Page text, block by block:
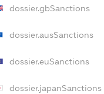
dossier.gbSanctions
dossier.ausSanctions
dossier.euSanctions
dossier.japanSanctions